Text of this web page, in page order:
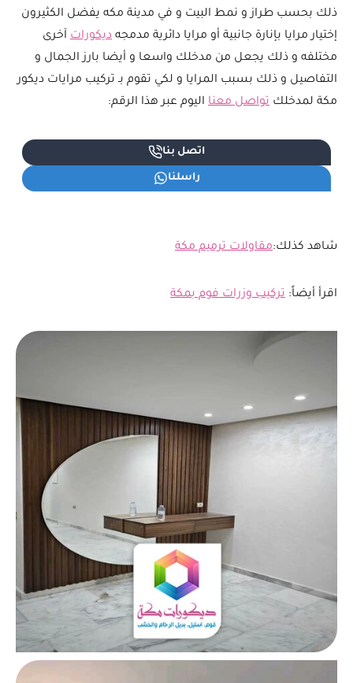
ذلك بحسب طراز و نمط البيت و في مدينة مكه يفضل الكثيرون
إختيار مرايا بإنارة جانبية أو مرايا دائرية مدمجه ديكورات آخرى
مختلفه و ذلك يجعل من مدخلك واسعا و أيضا بارز الجمال و
التفاصيل و ذلك بسبب المرايا و لكي تقوم بـ تركيب مرايات ديكور
مكة لمدخلك تواصل معنا اليوم عبر هذا الرقم:
اتصل بنا
راسلنا
شاهد كذلك:مقاولات ترميم مكة
اقرأ أيضاً: تركيب وزرات فوم بمكة